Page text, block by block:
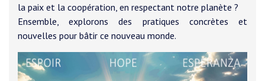
la paix et la coopération, en respectant notre planète ?
Ensemble, explorons des pratiques concrètes et
nouvelles pour bâtir ce nouveau monde.